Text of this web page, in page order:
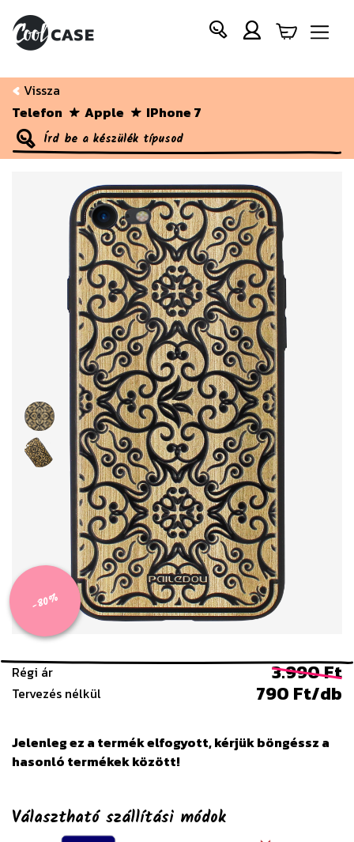
Vissza
Telefon
Apple IPhone 7
-80%
Régi ár 3.990 Ft
Tervezés nélkül 790 Ft/db
Jelenleg ez a termék elfogyott, kérjük böngéssz a
hasonló termékek között!
Választható szállítási módok